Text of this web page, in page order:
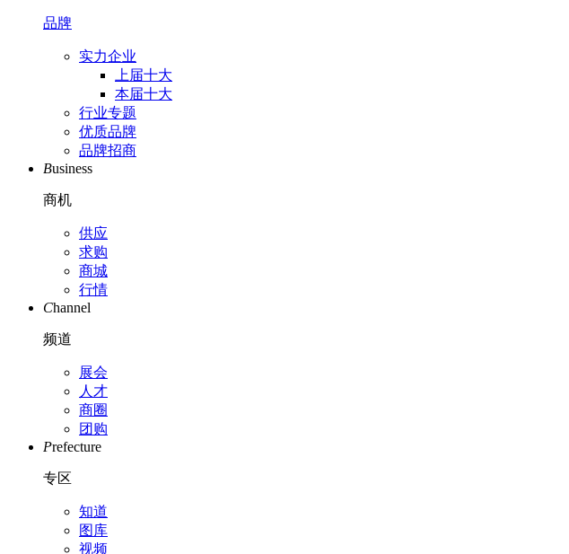
品牌
实力企业
上届十大
本届十大
行业专题
优质品牌
品牌招商
Business
商机
供应
求购
商城
行情
Channel
频道
展会
人才
商圈
团购
Prefecture
专区
知道
图库
视频